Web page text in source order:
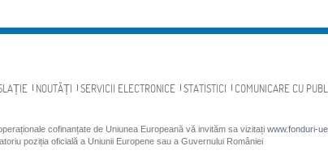
NOUTĂȚI SERVICII ELECTRONICE STATISTICI COMUNICARE CU
cofinanțate de Uniunea Europeană vă invităm sa vizitați www.fonduri-
poziția oficială a Uniunii Europene sau a Guvernului României